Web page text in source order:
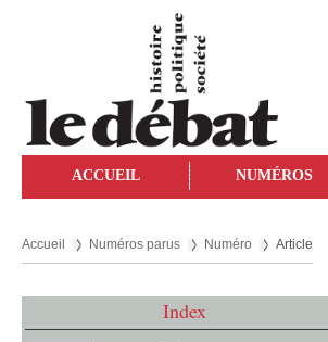
ACCUEIL NUMÉROS
Accueil Numéros parus Numéro Article
Index